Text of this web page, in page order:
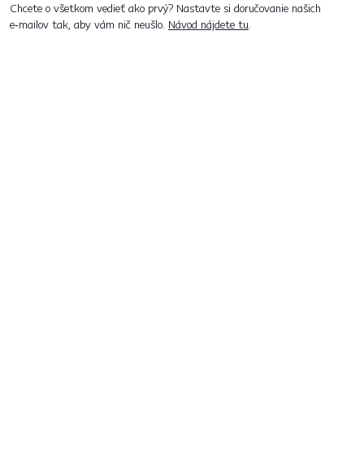
Chcete o všetkom vedieť ako prvý? Nastavte si doručovanie našich
e‑mailov tak, aby vám nič neušlo. Návod nájdete tu.